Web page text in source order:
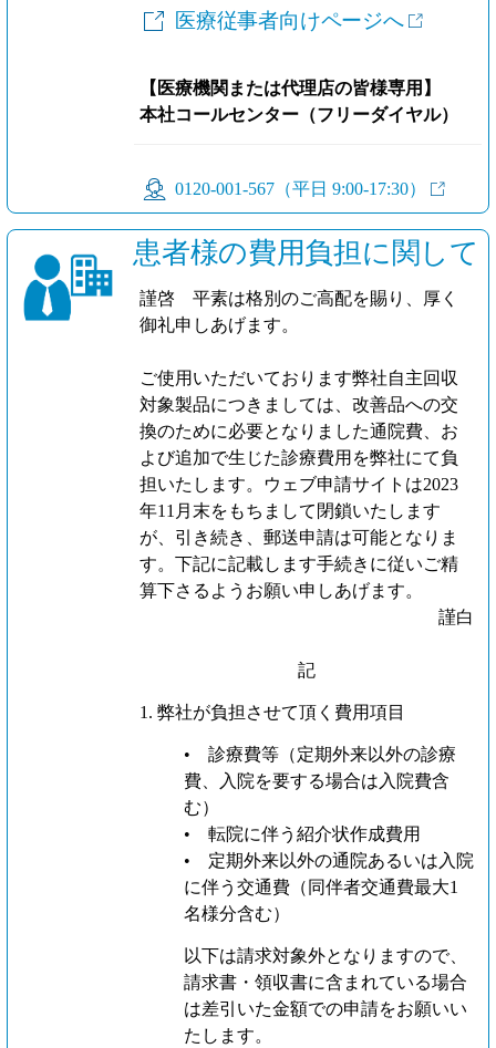
医療従事者向けページへ
【医療機関または代理店の皆様専用】
本社コールセンター（フリーダイヤル）
0120-001-567（平日 9:00-17:30）
患者様の費用負担に関して
謹啓 平素は格別のご高配を賜り、厚く
御礼申しあげます。
ご使用いただいております弊社自主回収
対象製品につきましては、改善品への交
換のために必要となりました通院費、お
よび追加で生じた診療費用を弊社にて負
担いたします。ウェブ申請サイトは2023
年11月末をもちまして閉鎖いたします
が、引き続き、郵送申請は可能となりま
す。下記に記載します手続きに従いご精
算下さるようお願い申しあげます。
謹白
記
1. 弊社が負担させて頂く費用項目
• 診療費等（定期外来以外の診療
費、入院を要する場合は入院費含
む）
• 転院に伴う紹介状作成費用
• 定期外来以外の通院あるいは入院
に伴う交通費（同伴者交通費最大1
名様分含む）
以下は請求対象外となりますので、
請求書・領収書に含まれている場合
は差引いた金額での申請をお願いい
たします。